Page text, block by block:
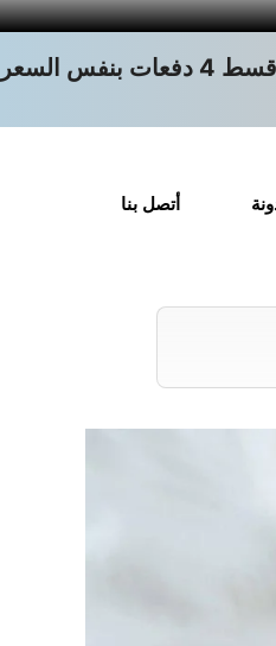
قسط 4 دفعات بنفس السعر
أتصل بنا